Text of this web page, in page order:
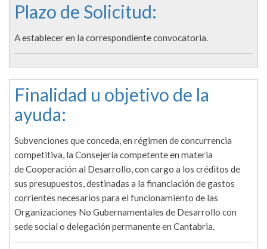
Plazo de Solicitud:
A establecer en la correspondiente convocatoria.
Finalidad u objetivo de la
ayuda:
Subvenciones que conceda, en régimen de concurrencia
competitiva, la Consejería competente en materia
de Cooperación al Desarrollo, con cargo a los créditos de
sus presupuestos, destinadas a la financiación de gastos
corrientes necesarios para el funcionamiento de las
Organizaciones No Gubernamentales de Desarrollo con
sede social o delegación permanente en Cantabria.